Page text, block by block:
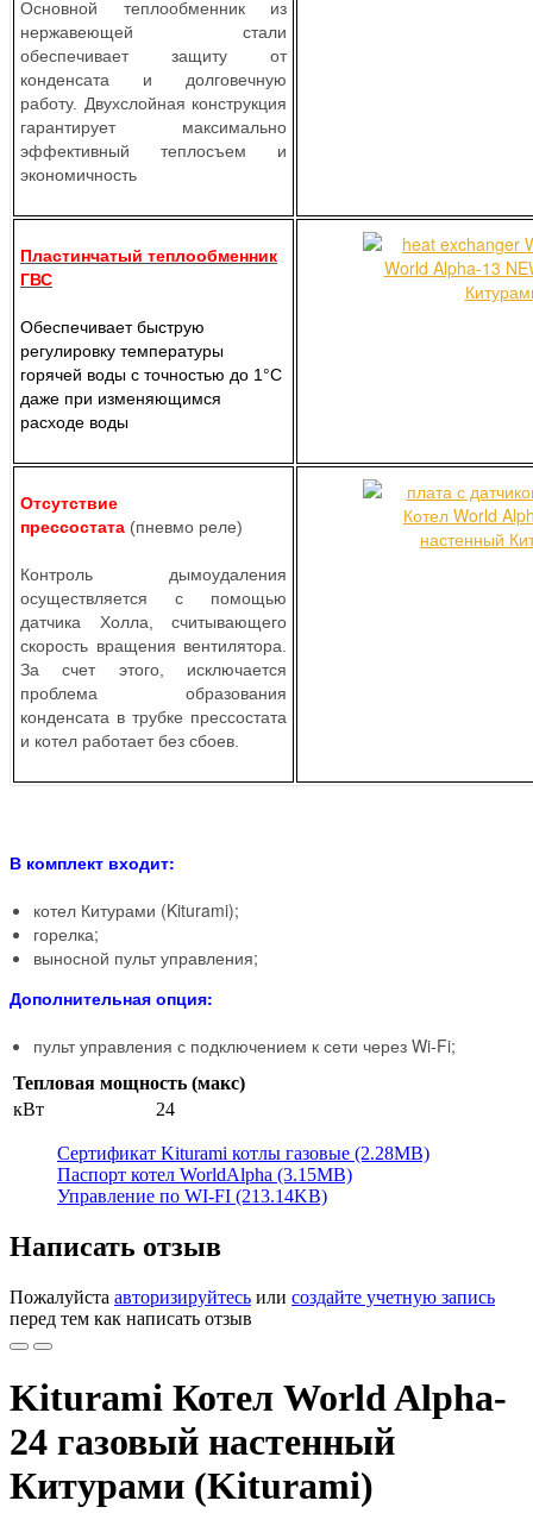
Основной теплообменник из
нержавеющей стали
обеспечивает защиту от
конденсата и долговечную
работу. Двухслойная конструкция
гарантирует максимально
эффективный теплосъем и
экономичность
Пластинчатый теплообменник
ГВС
Обеспечивает быструю
регулировку температуры
горячей воды с точностью до 1°C
даже при изменяющимся
расходе воды
Отсутствие
прессостата (пневмо реле)
Контроль дымоудаления
осуществляется с помощью
датчика Холла, считывающего
скорость вращения вентилятора.
За счет этого, исключается
проблема образования
конденсата в трубке прессостата
и котел работает без сбоев.
В комплект входит:
котел Китурами (Kiturami);
горелка;
выносной пульт управления;
Дополнительная опция:
пульт управления с подключением к сети через Wi-Fi;
Тепловая мощность (макс)
кВт
24
Сертификат Kiturami котлы газовые (2.28MB)
Паспорт котел WorldAlpha (3.15MB)
Управление по WI-FI (213.14KB)
Написать отзыв
Пожалуйста авторизируйтесь или создайте учетную запись
перед тем как написать отзыв
Kiturami Котел World Alpha-
24 газовый настенный
Китурами (Kiturami)